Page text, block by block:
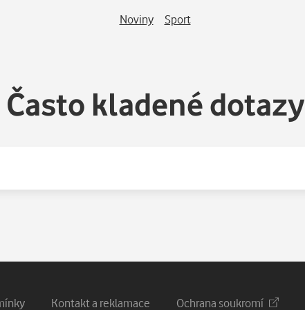
Noviny Sport
Často kladené dotazy
Kontakt a reklamace Ochrana soukromí